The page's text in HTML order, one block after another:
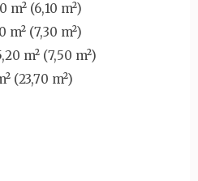
m² (6,10 m²)
m² (7,30 m²)
m² (7,50 m²)
(23,70 m²)